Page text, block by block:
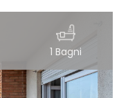
1 Bagni